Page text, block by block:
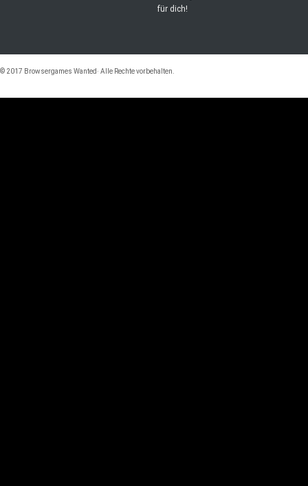
für dich!
© 2017 Browsergames Wanted· Alle Rechte vorbehalten.